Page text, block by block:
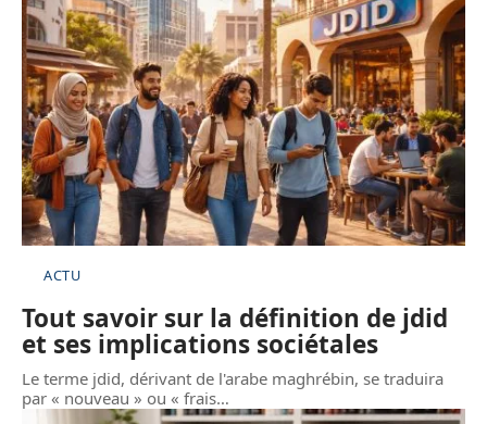
ACTU
Tout savoir sur la définition de jdid
et ses implications sociétales
Le terme jdid, dérivant de l'arabe maghrébin, se traduira
par « nouveau » ou « frais…